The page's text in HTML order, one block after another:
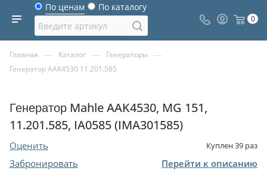
По ценам По каталогу
0
Главная — Каталог — Генераторы —
Генератор AAK4530 11.201.585
Генератор Mahle AAK4530, MG 151,
11.201.585, IA0585 (IMA301585)
Оценить Куплен39 раз
Забронировать
Перейти к описанию